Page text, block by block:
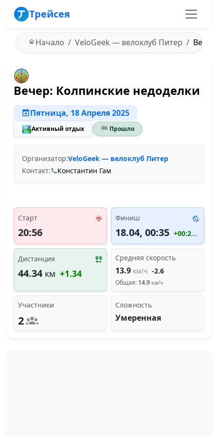
Трейсея
Начало VeloGeek — велоклуб Питер
Вечер: Колпинские недоделки
Пятница, 18 Апреля 2025
🏞️Активный отдых 🏁 Прошло
Организатор:VeloGeek — велоклуб Питер
Контакт:
Константин Гам
Старт
20:56
Финиш
18.04, 00:35 +00:20:51
Дистанция
44.34 км +1.34
Средняя скорость
13.9 км/ч -2.6
Общая: 14.9 км/ч
Участники
2
Сложность
Умеренная